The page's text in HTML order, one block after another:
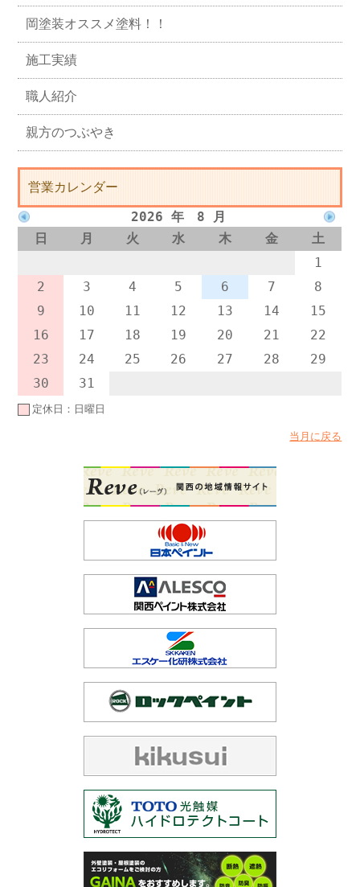
岡塗装オススメ塗料！！
施工実績
職人紹介
親方のつぶやき
営業カレンダー
2026 年 8 月
日
月 火 水 木 金
土
1
2
3 4 5 6 7
8
9
10 11 12 13 14
15
16
17 18 19 20 21
22
23
24 25 26 27 28
29
30
31
定休日：日曜日
当月に戻る